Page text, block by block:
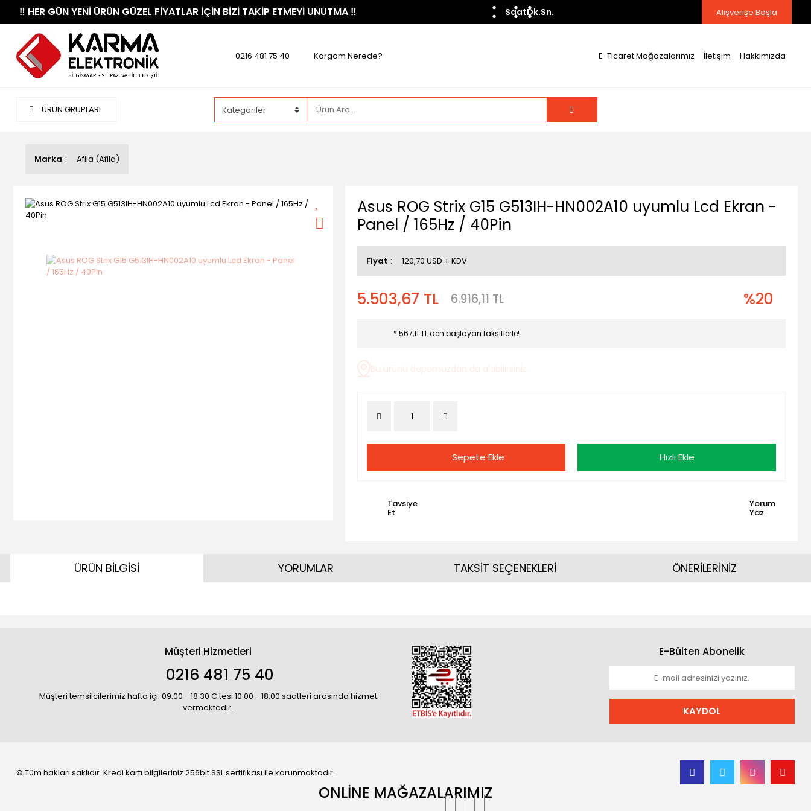
​‼️​ HER GÜN YENİ ÜRÜN GÜZEL FİYATLAR İÇİN BİZİ TAKİP ETMEYİ UNUTMA ​‼️​ SaatDk.Sn. Alışverişe Başla
0216 481 75 40 Kargom Nerede? E-Ticaret Mağazalarımız İletişim Hakkımızda
ÜRÜN GRUPLARI
Marka Afila (Afila)
Asus ROG Strix G15 G513IH-HN002A10 uyumlu Lcd Ekran -
Panel / 165Hz / 40Pin
Fiyat 120,70 USD + KDV
5.503,67 TL 6.916,11 TL %20
* 567,11 TL den başlayan taksitlerle!
Bu ürünü depomuzdan da alabilirsiniz.
Sepete Ekle Hızlı Ekle
Tavsiye
Et
Yorum
Yaz
ÜRÜN BİLGİSİ YORUMLAR TAKSİT SEÇENEKLERİ ÖNERİLERİNİZ
Müşteri Hizmetleri
0216 481 75 40
Müşteri temsilcilerimiz hafta içi: 09:00 - 18:30 C.tesi 10:00 - 18:00 saatleri arasında hizmet
vermektedir.
E-Bülten Abonelik
KAYDOL
© Tüm hakları saklıdır. Kredi kartı bilgileriniz 256bit SSL sertifikası ile korunmaktadır.
ONLİNE MAĞAZALARIMIZ